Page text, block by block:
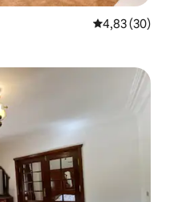
Gemiddelde
4,83 (30)